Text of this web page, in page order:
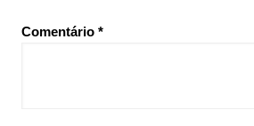
Comentário *